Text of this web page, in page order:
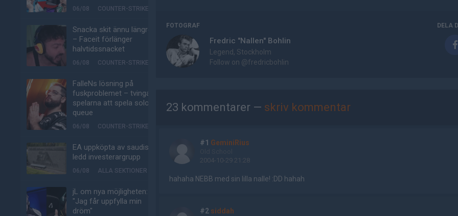
06/08 COUNTER-STRIKE
Snacka skit ännu längre
– Faceit förlänger
halvtidssnacket
06/08 COUNTER-STRIKE
FalleNs lösning på
fuskproblemet – tvinga
spelarna att spela solo-
queue
06/08 COUNTER-STRIKE
EA uppköpta av saudisk-
ledd investerargrupp
06/08 ALLA SEKTIONER
jL om nya möjligheten:
"Jag får uppfylla min
dröm"
DELA
FOTOGRAF
Fredric "Nallen" Bohlin
Legend, Stockholm
Follow on @fredricbohlin
23 kommentarer — skriv kommentar
#1 GeminiRius
2004-10-29 21:28
hahaha NEBB med sin lilla nalle! :DD hahah
#2 siddah